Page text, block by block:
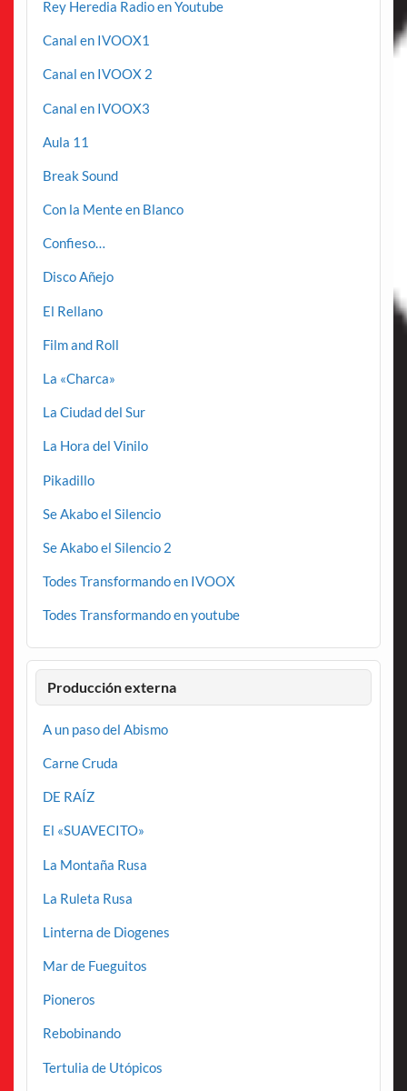
Rey Heredia Radio en Youtube
Canal en IVOOX1
Canal en IVOOX 2
Canal en IVOOX3
Aula 11
Break Sound
Con la Mente en Blanco
Confieso…
Disco Añejo
El Rellano
Film and Roll
La «Charca»
La Ciudad del Sur
La Hora del Vinilo
Pikadillo
Se Akabo el Silencio
Se Akabo el Silencio 2
Todes Transformando en IVOOX
Todes Transformando en youtube
Producción externa
A un paso del Abismo
Carne Cruda
DE RAÍZ
El «SUAVECITO»
La Montaña Rusa
La Ruleta Rusa
Linterna de Diogenes
Mar de Fueguitos
Pioneros
Rebobinando
Tertulia de Utópicos